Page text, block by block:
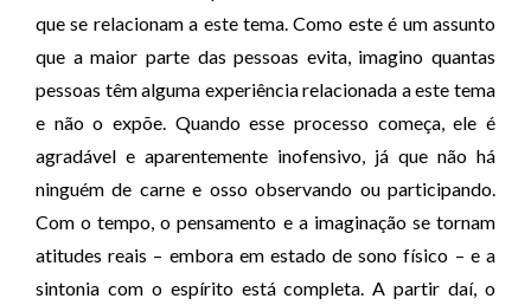
que se relacionam a este tema. Como este é um assunto
que a maior parte das pessoas evita, imagino quantas
pessoas têm alguma experiência relacionada a este tema
e não o expõe. Quando esse processo começa, ele é
agradável e aparentemente inofensivo, já que não há
ninguém de carne e osso observando ou participando.
Com o tempo, o pensamento e a imaginação se tornam
atitudes reais – embora em estado de sono físico – e a
sintonia com o espírito está completa. A partir daí, o